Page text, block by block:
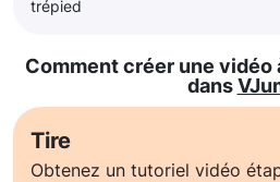
trépied
Comment créer une vidéo
dans
Tire
Obtenez un tutoriel vidéo